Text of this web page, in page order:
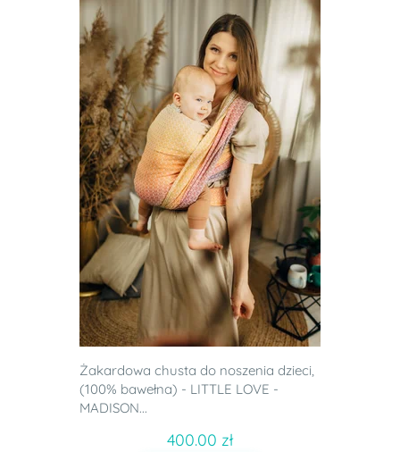
Żakardowa chusta do noszenia dzieci,
(100% bawełna) - LITTLE LOVE -
MADISON...
400.00 zł